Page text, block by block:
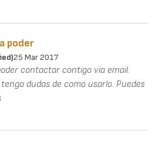
poder
25 Mar 2017
contactar contigo via email.
dudas de como usarlo. Puedes